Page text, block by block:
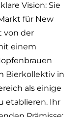
Vision: Sie
für New
von der
einem
Bierkollektiv in
als einige
etablieren. Ihr